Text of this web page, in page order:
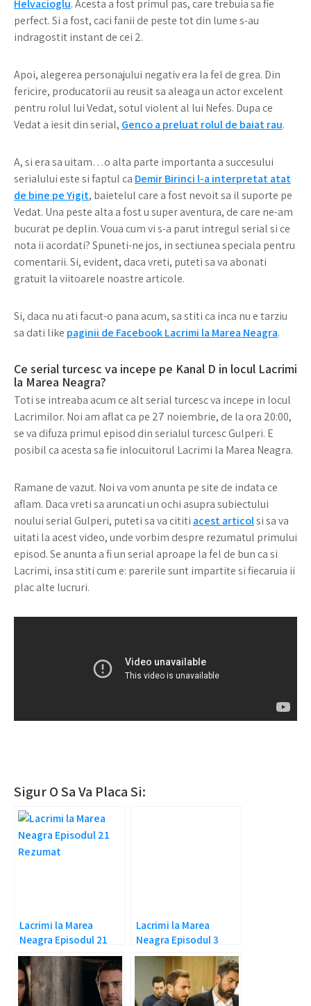
Helvacioglu. Acesta a fost primul pas, care trebuia sa fie
perfect. Si a fost, caci fanii de peste tot din lume s-au
indragostit instant de cei 2.
Apoi, alegerea personajului negativ era la fel de grea. Din
fericire, producatorii au reusit sa aleaga un actor excelent
pentru rolul lui Vedat, sotul violent al lui Nefes. Dupa ce
Vedat a iesit din serial, Genco a preluat rolul de baiat rau.
A, si era sa uitam…o alta parte importanta a succesului
serialului este si faptul ca Demir Birinci l-a interpretat atat
de bine pe Yigit, baietelul care a fost nevoit sa il suporte pe
Vedat. Una peste alta a fost u super aventura, de care ne-am
bucurat pe deplin. Voua cum vi s-a parut intregul serial si ce
nota ii acordati? Spuneti-ne jos, in sectiunea speciala pentru
comentarii. Si, evident, daca vreti, puteti sa va abonati
gratuit la viitoarele noastre articole.
Si, daca nu ati facut-o pana acum, sa stiti ca inca nu e tarziu
sa dati like paginii de Facebook Lacrimi la Marea Neagra.
Ce serial turcesc va incepe pe Kanal D in locul Lacrimi
la Marea Neagra?
Toti se intreaba acum ce alt serial turcesc va incepe in locul
Lacrimilor. Noi am aflat ca pe 27 noiembrie, de la ora 20:00,
se va difuza primul episod din serialul turcesc Gulperi. E
posibil ca acesta sa fie inlocuitorul Lacrimi la Marea Neagra.
Ramane de vazut. Noi va vom anunta pe site de indata ce
aflam. Daca vreti sa aruncati un ochi asupra subiectului
noului serial Gulperi, puteti sa va cititi acest articolsi sa va
uitati la acest video, unde vorbim despre rezumatul primului
episod. Se anunta a fi un serial aproape la fel de bun ca si
Lacrimi, insa stiti cum e: parerile sunt impartite si fiecaruia ii
plac alte lucruri.
Sigur O Sa Va Placa Si:
Lacrimi la Marea
Neagra Episodul 21
Rezumat
Lacrimi la Marea
Neagra Episodul 3
Rezumat